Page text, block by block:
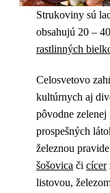
Strukoviny sú
obsahujú 20 –
rastlinných
Celosvetovo
kultúrnych aj
pôvodne
prospešných
železnou
šošovica či cícer
listovou,